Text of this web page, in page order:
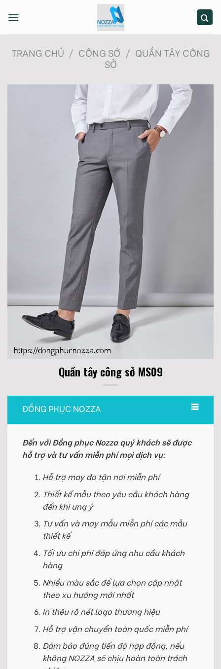
TRANG CHỦ / CÔNG SỞ / QUẦN TÂY CÔNG
SỞ
Quần tây công sở MS09
ĐỒNG PHỤC NOZZA
Đến với Đồng phục Nozza quý khách sẽ được
hỗ trợ và tư vấn miễn phí mọi dịch vụ:
Hỗ trợ may đo tận nơi miễn phí
Thiết kế mẫu theo yêu cầu khách hàng
đến khi ưng ý
Tư vấn và may mẫu miễn phí các mẫu
thiết kế
Tối ưu chi phí đáp ứng nhu cầu khách
hàng
Nhiều màu sắc để lựa chọn cập nhật
theo xu hướng mới nhất
In thêu rõ nét logo thương hiệu
Hỗ trợ vận chuyển toàn quốc miễn phí
Đảm bảo đúng tiến độ hợp đồng, nếu
không NOZZA sẽ chịu hoàn toàn trách